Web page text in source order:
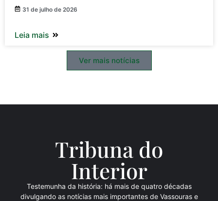
31 de julho de 2026
Leia mais
Ver mais notícias
Tribuna do
Interior
Testemunha da história: há mais de quatro décadas
divulgando as notícias mais importantes de Vassouras e